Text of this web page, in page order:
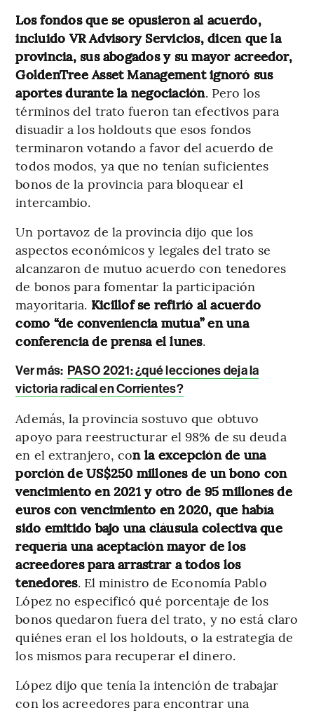
Los fondos que se opusieron al acuerdo,
incluido VR Advisory Servicios, dicen que la
provincia, sus abogados y su mayor acreedor,
GoldenTree Asset Management ignoró sus
aportes durante la negociación. Pero los
términos del trato fueron tan efectivos para
disuadir a los holdouts que esos fondos
terminaron votando a favor del acuerdo de
todos modos, ya que no tenían suficientes
bonos de la provincia para bloquear el
intercambio.
Un portavoz de la provincia dijo que los
aspectos económicos y legales del trato se
alcanzaron de mutuo acuerdo con tenedores
de bonos para fomentar la participación
mayoritaria. Kicillof se refirió al acuerdo
como “de conveniencia mutua” en una
conferencia de prensa el lunes.
Ver más: PASO 2021: ¿qué lecciones deja la
victoria radical en Corrientes?
Además, la provincia sostuvo que obtuvo
apoyo para reestructurar el 98% de su deuda
en el extranjero, con la excepción de una
porción de US$250 millones de un bono con
vencimiento en 2021 y otro de 95 millones de
euros con vencimiento en 2020, que había
sido emitido bajo una cláusula colectiva que
requería una aceptación mayor de los
acreedores para arrastrar a todos los
tenedores. El ministro de Economía Pablo
López no especificó qué porcentaje de los
bonos quedaron fuera del trato, y no está claro
quiénes eran el los holdouts, o la estrategia de
los mismos para recuperar el dinero.
López dijo que tenía la intención de trabajar
con los acreedores para encontrar una